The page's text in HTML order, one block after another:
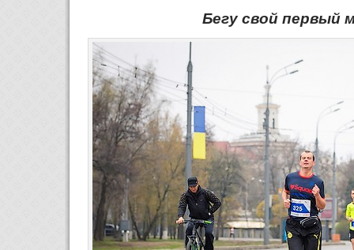
Бегу свой первый